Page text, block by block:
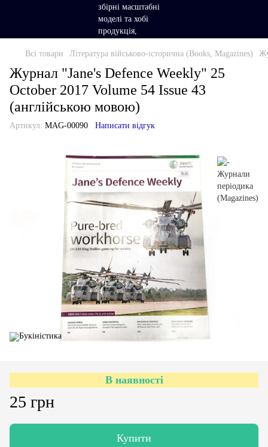
Всі товари Література військово-історична (Books, Magazines)
Журнал "Jane's Defence Weekly" 25
October 2017 Volume 54 Issue 43
(англійською мовою)
Артикул: MAG-00090 Написати відгук
В наявності
25 грн
Купити